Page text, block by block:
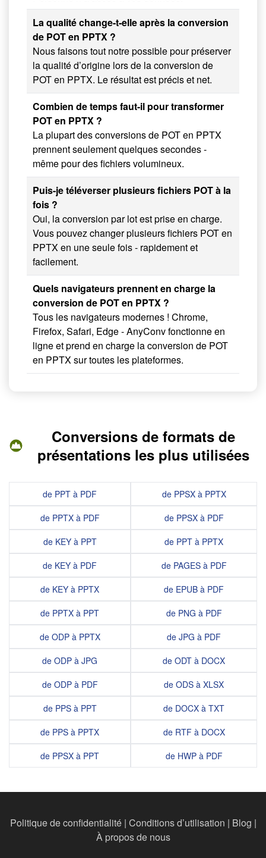
La qualité change-t-elle après la conversion
de POT en PPTX ?
Nous faisons tout notre possible pour préserver
la qualité d’origine lors de la conversion de
POT en PPTX. Le résultat est précis et net.
Combien de temps faut-il pour transformer
POT en PPTX ?
La plupart des conversions de POT en PPTX
prennent seulement quelques secondes -
même pour des fichiers volumineux.
Puis-je téléverser plusieurs fichiers POT à la
fois ?
Oui, la conversion par lot est prise en charge.
Vous pouvez changer plusieurs fichiers POT en
PPTX en une seule fois - rapidement et
facilement.
Quels navigateurs prennent en charge la
conversion de POT en PPTX ?
Tous les navigateurs modernes ! Chrome,
Firefox, Safari, Edge - AnyConv fonctionne en
ligne et prend en charge la conversion de POT
en PPTX sur toutes les plateformes.
Conversions de formats de
présentations les plus utilisées
de PPT à PDF
de PPTX à PDF
de KEY à PPT
de KEY à PDF
de KEY à PPTX
de PPTX à PPT
de ODP à PPTX
de ODP à JPG
de ODP à PDF
de PPS à PPT
de PPS à PPTX
de PPSX à PPT
de PPSX à PPTX
de PPSX à PDF
de PPT à PPTX
de PAGES à PDF
de EPUB à PDF
de PNG à PDF
de JPG à PDF
de ODT à DOCX
de ODS à XLSX
de DOCX à TXT
de RTF à DOCX
de HWP à PDF
Politique de confidentialité| Conditions d’utilisation | Blog |
À propos de nous